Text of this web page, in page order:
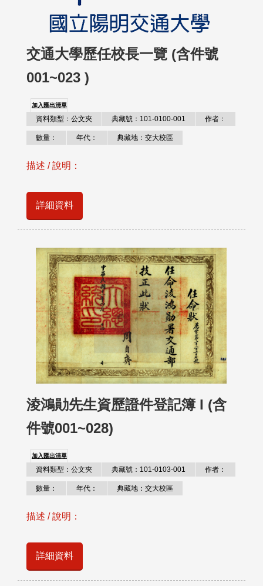
交通大學歷任校長一覽 (含件號
001~023 )
加入匯出清單
資料類型：公文夾 典藏號：101-0100-001 作者：
數量： 年代： 典藏地：交大校區
描述 / 說明：
詳細資料
淩鴻勛先生資歷證件登記簿 I (含
件號001~028)
加入匯出清單
資料類型：公文夾 典藏號：101-0103-001 作者：
數量： 年代： 典藏地：交大校區
描述 / 說明：
詳細資料